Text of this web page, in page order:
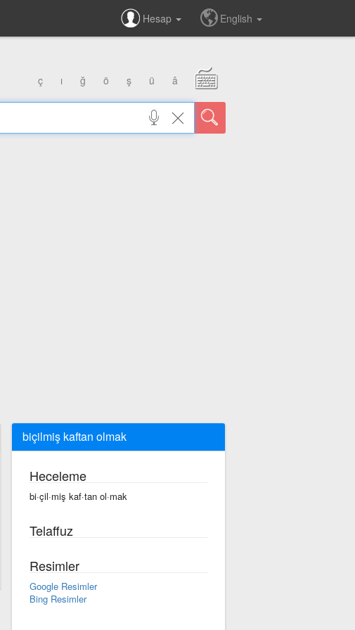
Hesap English
ç ı ğ ö ş ü â
biçilmiş kaftan olmak
Heceleme
bi·çil·miş kaf·tan ol·mak
Telaffuz
Resimler
Google Resimler
Bing Resimler